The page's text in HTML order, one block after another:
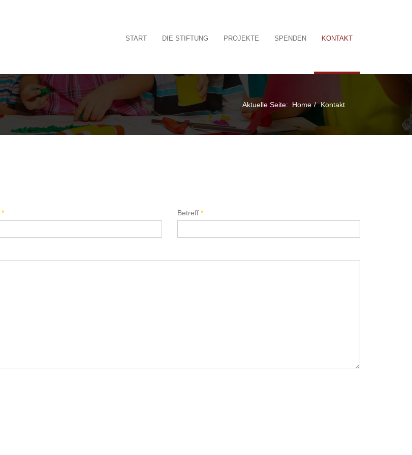
START DIE STIFTUNG PROJEKTE SPENDEN KONTAKT
Aktuelle Seite: Home Kontakt
* Betreff *